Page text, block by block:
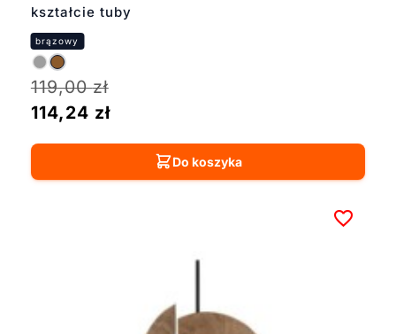
kształcie tuby
119,00zł
114,24 zł
Do koszyka